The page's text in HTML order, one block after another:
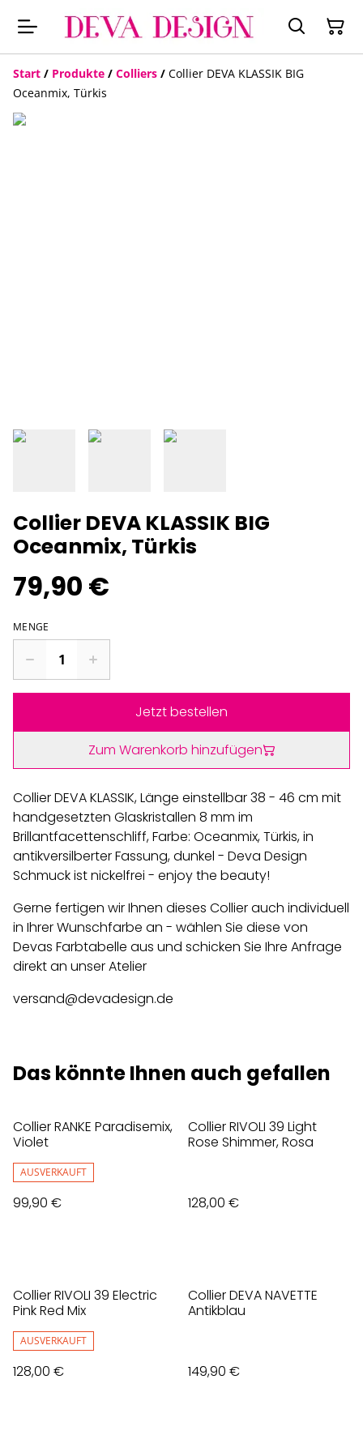
Start / Produkte / Colliers / Collier DEVA KLASSIK BIG
Oceanmix, Türkis
Collier DEVA KLASSIK BIG
Oceanmix, Türkis
79,90 €
MENGE
Jetzt bestellen
Zum Warenkorb hinzufügen
Collier DEVA KLASSIK, Länge einstellbar 38 - 46 cm mit
handgesetzten Glaskristallen 8 mm im
Brillantfacettenschliff, Farbe: Oceanmix, Türkis, in
antikversilberter Fassung, dunkel - Deva Design
Schmuck ist nickelfrei - enjoy the beauty!
Gerne fertigen wir Ihnen dieses Collier auch individuell
in Ihrer Wunschfarbe an - wählen Sie diese von
Devas Farbtabelle aus und schicken Sie Ihre Anfrage
direkt an unser Atelier
versand@devadesign.de
Das könnte Ihnen auch gefallen
Collier RANKE Paradisemix,
Violet
AUSVERKAUFT
99,90 €
Collier RIVOLI 39 Light
Rose Shimmer, Rosa
128,00 €
Collier RIVOLI 39 Electric
Pink Red Mix
AUSVERKAUFT
128,00 €
Collier DEVA NAVETTE
Antikblau
149,90 €